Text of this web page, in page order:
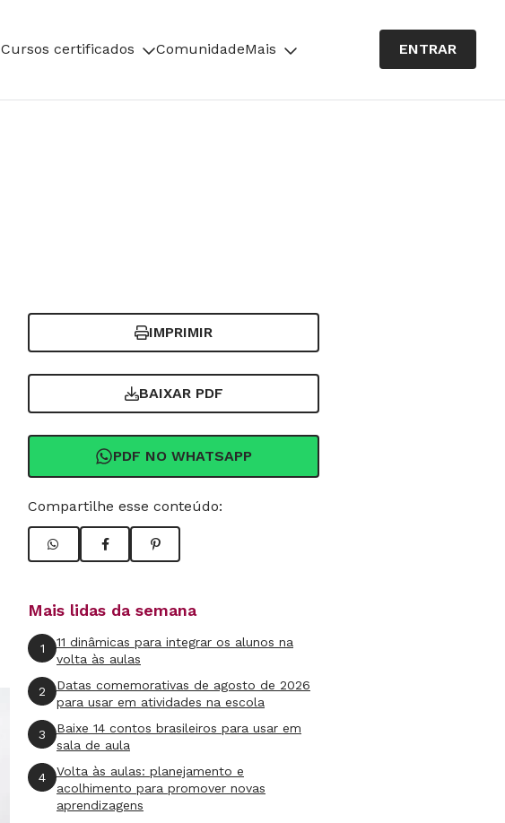
Cursos certificados ComunidadeMais ENTRAR
IMPRIMIR
BAIXAR PDF
PDF NO WHATSAPP
Compartilhe esse conteúdo:
Mais lidas da semana
1
11 dinâmicas para integrar os alunos na
volta às aulas
2
Datas comemorativas de agosto de 2026
para usar em atividades na escola
3
Baixe 14 contos brasileiros para usar em
sala de aula
4
Volta às aulas: planejamento e
acolhimento para promover novas
aprendizagens